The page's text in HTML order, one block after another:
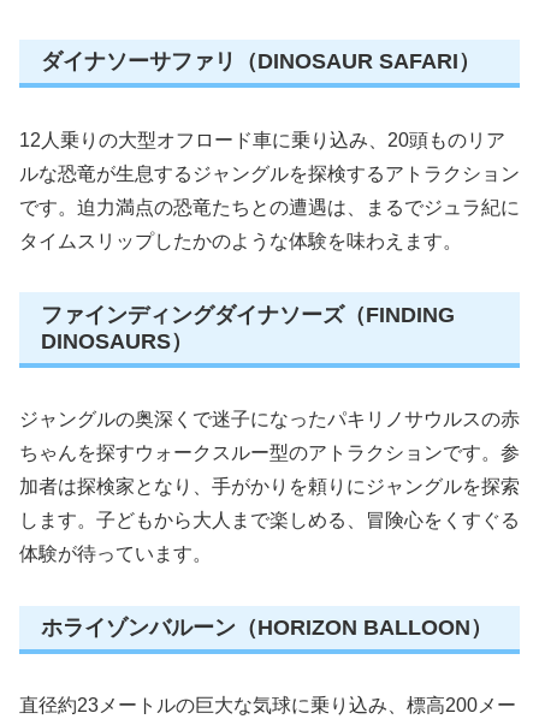
ダイナソーサファリ（DINOSAUR SAFARI）
12人乗りの大型オフロード車に乗り込み、20頭ものリア
ルな恐竜が生息するジャングルを探検するアトラクション
です。迫力満点の恐竜たちとの遭遇は、まるでジュラ紀に
タイムスリップしたかのような体験を味わえます。
ファインディングダイナソーズ（FINDING
DINOSAURS）
ジャングルの奥深くで迷子になったパキリノサウルスの赤
ちゃんを探すウォークスルー型のアトラクションです。参
加者は探検家となり、手がかりを頼りにジャングルを探索
します。子どもから大人まで楽しめる、冒険心をくすぐる
体験が待っています。
ホライゾンバルーン（HORIZON BALLOON）
直径約23メートルの巨大な気球に乗り込み、標高200メー